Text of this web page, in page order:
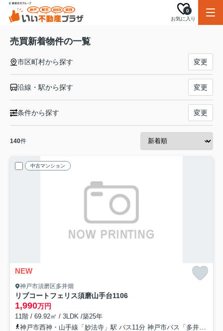
お気に入り
0
売買新着物件の一覧
市区町村から探す 変更
沿線・駅から探す 変更
条件から探す 変更
140件
中古マンション
NEW
神戸市須磨区多井畑
リブコートフェリス須磨山手台1106
1,990万円
11階 / 69.92㎡ / 3LDK /築25年
神戸市西神・山手線「妙法寺」駅 バス11分 神戸市バス「多井畑厄神」 停歩1分